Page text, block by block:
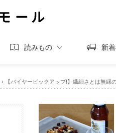
読みもの 新
› 【バイヤーピックアップ!】繊細さとは無